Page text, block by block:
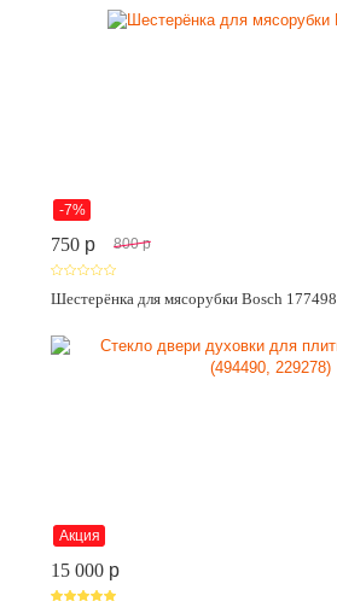
-7%
750 p 800 p
Шестерёнка для мясорубки Bosch 177498
Акция
15 000 p